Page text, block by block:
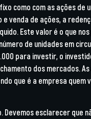
como com as ações de
venda de ações, a
Este valor é o que
de unidades em
para investir, o
dos mercados.
que é a empresa quem
esclarecer que